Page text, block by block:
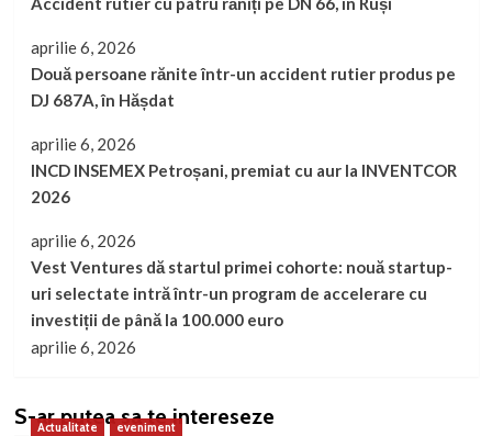
aprilie 6, 2026
Două persoane rănite într-un accident rutier produs pe
DJ 687A, în Hășdat
aprilie 6, 2026
INCD INSEMEX Petroșani, premiat cu aur la INVENTCOR
2026
aprilie 6, 2026
Vest Ventures dă startul primei cohorte: nouă startup-
uri selectate intră într-un program de accelerare cu
investiții de până la 100.000 euro
aprilie 6, 2026
S-ar putea sa te intereseze
Actualitate eveniment